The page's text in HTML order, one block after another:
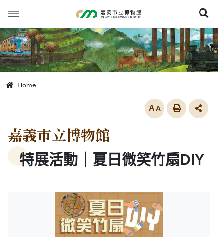
要
內
容
Home
放大
嘉義市立博物館
特展活動｜夏日微笑竹扇DIY